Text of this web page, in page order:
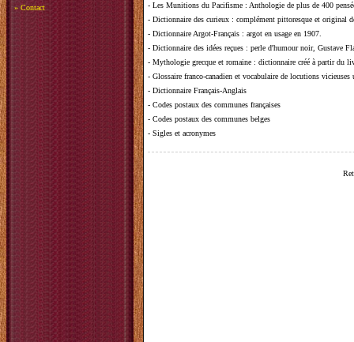
» Contact
- Les Munitions du Pacifisme : Anthologie de plus de 400
- Dictionnaire des curieux : complément pittoresque et original
- Dictionnaire Argot-Français : argot en usage en 1907.
- Dictionnaire des idées reçues : perle d'humour noir, Gustave
- Mythologie grecque et romaine : dictionnaire créé à partir du
- Glossaire franco-canadien et vocabulaire de locutions vicieuses
- Dictionnaire Français-Anglais
- Codes postaux des communes françaises
- Codes postaux des communes belges
- Sigles et acronymes